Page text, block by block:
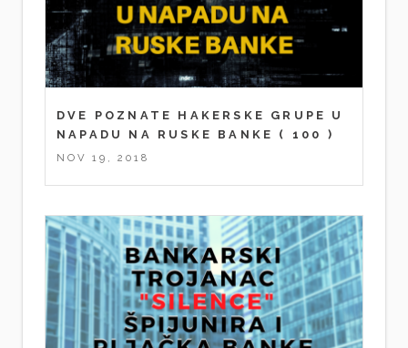
DVE POZNATE HAKERSKE GRUPE U
NAPADU NA RUSKE BANKE
( 100 )
NOV 19, 2018